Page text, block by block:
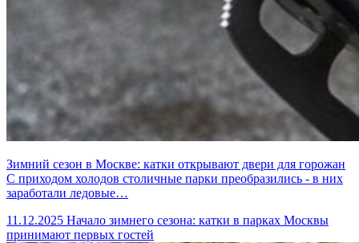
Зимний сезон в Москве: катки открывают двери для горожан
С приходом холодов столичные парки преобразились - в них
заработали ледовые…
11.12.2025 Начало зимнего сезона: катки в парках Москвы
принимают первых гостей